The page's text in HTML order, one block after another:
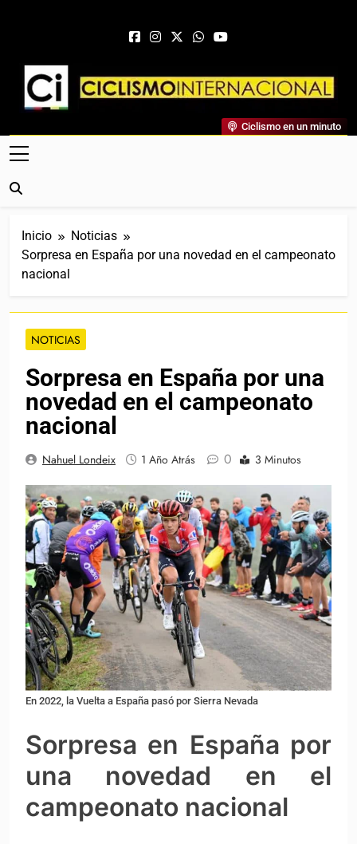
Ciclismo Internacional
Web Dedicada Al Ciclismo Mundial. Entrevistas, Análisis,
Crónicas, Previas Y Más. La Web Ciclista De Referencia.
Ciclismo en un minuto
Inicio
Noticias
Sorpresa en España por una novedad en el campeonato
nacional
NOTICIAS
Sorpresa en España por una
novedad en el campeonato
nacional
Nahuel Londeix 1 Año Atrás 0 3 Minutos
En 2022, la Vuelta a España pasó por Sierra Nevada
Sorpresa en España por
una novedad en el
campeonato nacional